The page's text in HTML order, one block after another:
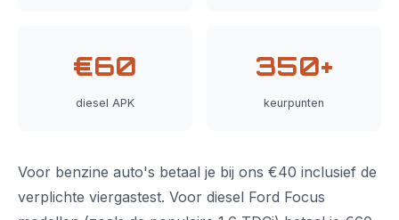
€60
diesel APK
350+
keurpunten
Voor benzine auto's betaal je bij ons €40 inclusief de
verplichte viergastest. Voor diesel Ford Focus